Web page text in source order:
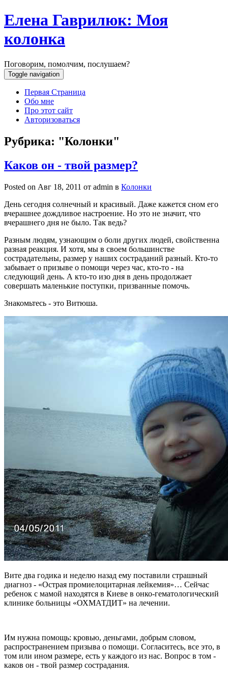
Елена Гаврилюк: Моя
колонка
Поговорим, помолчим, послушаем?
Toggle navigation
Первая Страница
Обо мне
Про этот сайт
Авторизоваться
Рубрика: "Колонки"
Каков он - твой размер?
Posted on Авг 18, 2011 от admin в Колонки
День сегодня солнечный и красивый. Даже кажется сном его
вчерашнее дождливое настроение. Но это не значит, что
вчерашнего дня не было. Так ведь?
Разным людям, узнающим о боли других людей, свойственна
разная реакция. И хотя, мы в своем большинстве
сострадательны, размер у наших состраданий разный. Кто-то
забывает о призыве о помощи через час, кто-то - на
следующий день. А кто-то изо дня в день продолжает
совершать маленькие поступки, призванные помочь.
Знакомьтесь - это Витюша.
Вите два годика и неделю назад ему поставили страшный
диагноз - «Острая промиелоцитарная лейкемия»… Сейчас
ребенок с мамой находятся в Киеве в онко-гематологический
клинике больницы «ОХМАТДИТ» на лечении.
Им нужна помощь: кровью, деньгами, добрым словом,
распространением призыва о помощи. Согласитесь, все это, в
том или ином размере, есть у каждого из нас. Вопрос в том -
каков он - твой размер сострадания.